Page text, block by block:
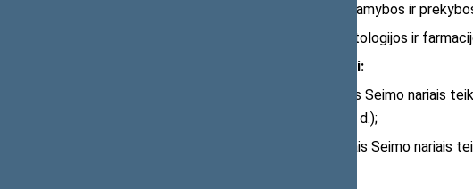
Komisijos Vaistinių vaistų gamybos ir
Komisijos Medicinos, odontologijos ir
Paklausimai, pasisakymai​:
1938 m. kovo 16 d. su kitais Seimo nariais
(atsakyta 1930 m. kovo 17 d.);
1939 m. spalio 11 d. su kitais Seimo nariais